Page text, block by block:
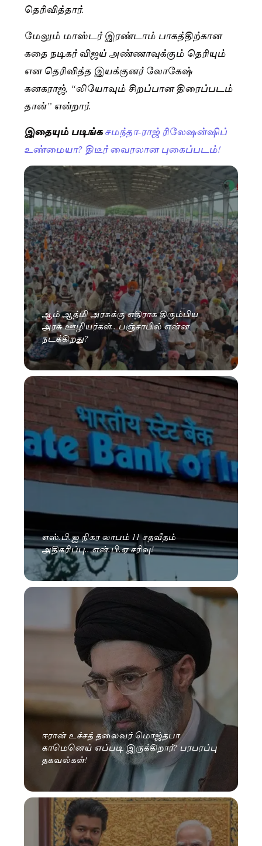
தெரிவித்தார்.
மேலும் மாஸ்டர் இரண்டாம் பாகத்திற்கான
கதை நடிகர் விஜய் அண்ணாவுக்கும் தெரியும்
என தெரிவித்த இயக்குனர் லோகேஷ்
கனகராஜ், “லியோவும் சிறப்பான திரைப்படம்
தான்” என்றார்.
இதையும் படிங்கசமந்தா-ராஜ் ரிலேஷன்ஷிப்
உண்மையா? திடீர் வைரலான புகைப்படம்!
ஆம் ஆத்மி அரசுக்கு எதிராக திரும்பிய
அரசு ஊழியர்கள்.. பஞ்சாபில் என்ன
நடக்கிறது?
எஸ்.பி.ஐ நிகர லாபம் 11 சதவீதம்
அதிகரிப்பு.. என்.பி.ஏ சரிவு!
ஈரான் உச்சத் தலைவர் மொஜ்தபா
காமெனெய் எப்படி இருக்கிறார்? பரபரப்பு
தகவல்கள்!